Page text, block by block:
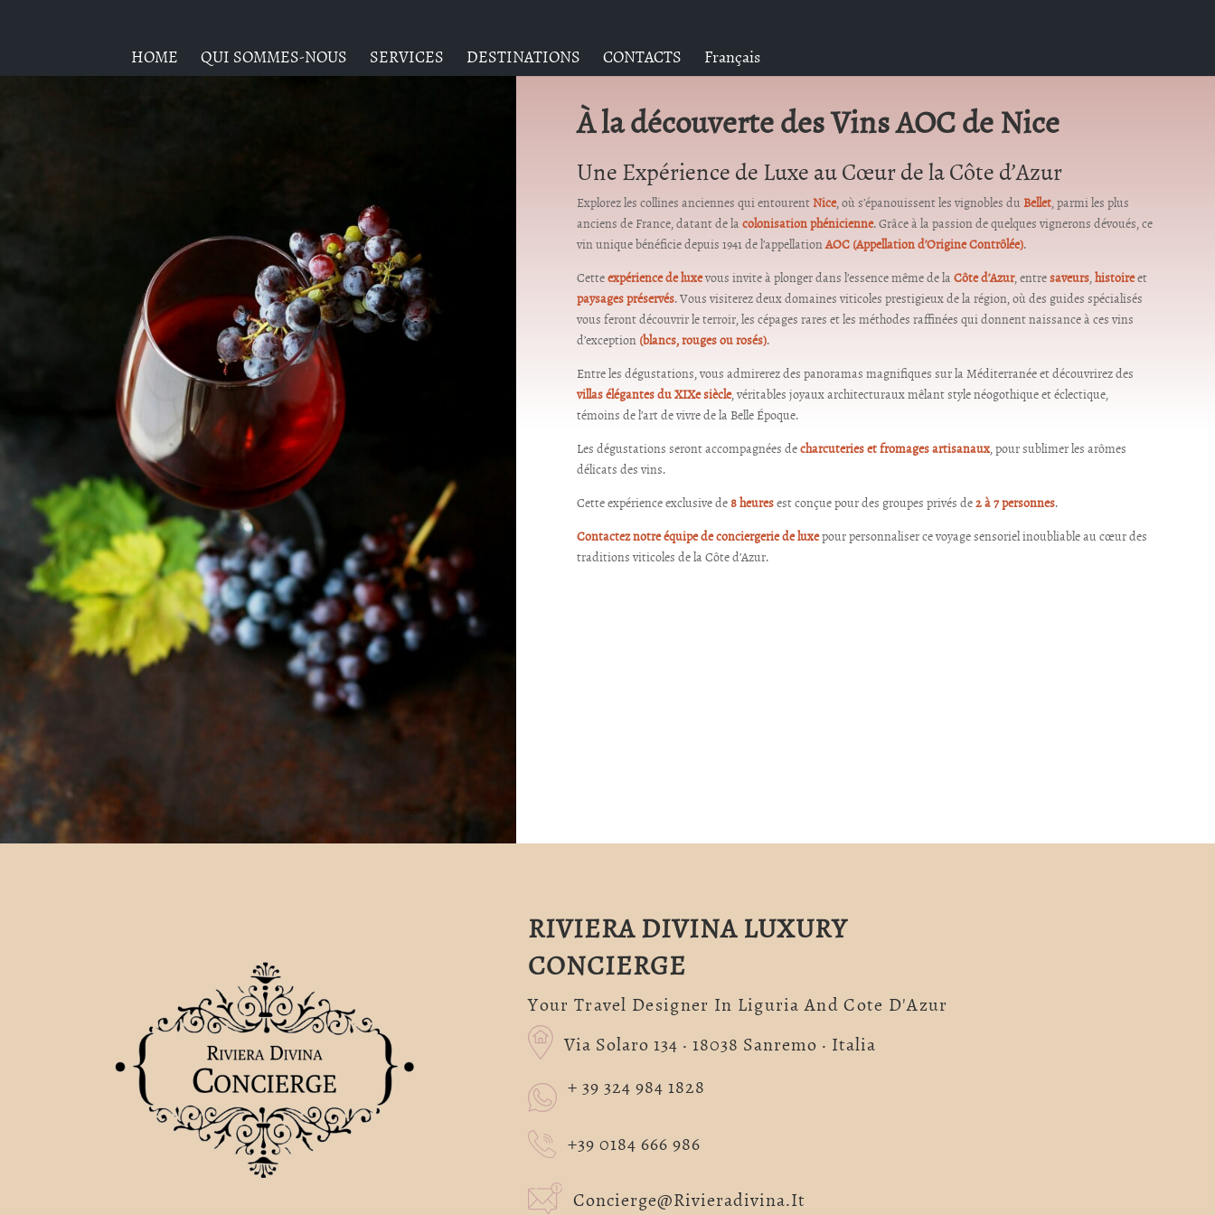
HOME QUI SOMMES-NOUS SERVICES DESTINATIONS CONTACTS Français
À la découverte des Vins AOC de Nice
Une Expérience de Luxe au Cœur de la Côte d’Azur
Explorez les collines anciennes qui entourentNice, où s’épanouissent les vignobles duBellet, parmi les plus
anciens de France, datant de lacolonisation phénicienne. Grâce à la passion de quelques vignerons dévoués, ce
vin unique bénéficie depuis 1941 de l’appellationAOC (Appellation d’Origine Contrôlée).
Cetteexpérience de luxevous invite à plonger dans l’essence même de laCôte d’Azur, entresaveurs,histoireet
paysages préservés. Vous visiterez deux domaines viticoles prestigieux de la région, où des guides spécialisés
vous feront découvrir le terroir, les cépages rares et les méthodes raffinées qui donnent naissance à ces vins
d’exception(blancs, rouges ou rosés).
Entre les dégustations, vous admirerez des panoramas magnifiques sur la Méditerranée et découvrirez des
villas élégantes du XIXe siècle, véritables joyaux architecturaux mêlant style néogothique et éclectique,
témoins de l’art de vivre de la Belle Époque.
Les dégustations seront accompagnées decharcuteries et fromages artisanaux, pour sublimer les arômes
délicats des vins.
Cette expérience exclusive de8 heuresest conçue pour des groupes privés de2 à 7 personnes.
Contactez notre équipe de conciergerie de luxepour personnaliser ce voyage sensoriel inoubliable au cœur des
traditions viticoles de la Côte d’Azur.
RIVIERA DIVINA LUXURY
CONCIERGE
Your Travel Designer In Liguria And Cote D'Azur
Via Solaro 134 · 18038 Sanremo · Italia
+ 39 324 984 1828
+39 0184 666 986
Concierge@rivieradivina.it